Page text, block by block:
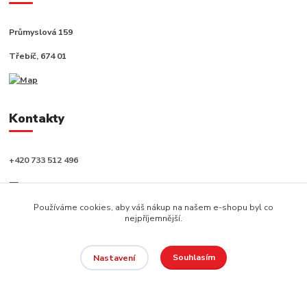
Průmyslová 159
Třebíč, 674 01
Kontakty
+420 733 512 496
info@capushop.cz
Používáme cookies, aby váš nákup na našem e-shopu byl co
nejpříjemnější.
Nastavení Souhlasím